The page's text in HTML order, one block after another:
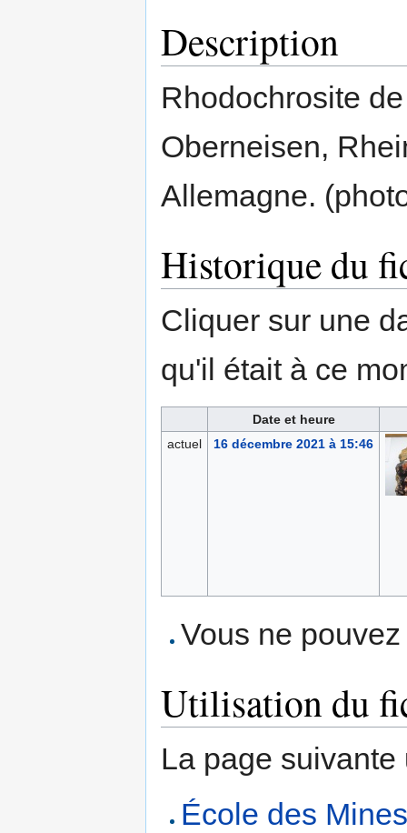
Description
Rhodochrosite
Oberneisen,
Allemagne.
Historique du
Cliquer sur une
qu'il était à ce
Date et heure
actuel
16 décembre 2021 à 15:46
Vous ne
Utilisation du
La page
École des